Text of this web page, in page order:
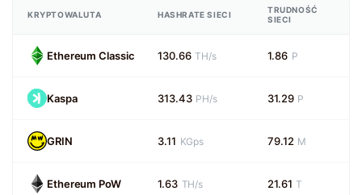
KRYPTOWALUTA HASHRATE SIECI
TRUDNOŚĆ
SIECI
Ethereum Classic 130.66 TH/s 1.86 P
Kaspa 313.43 PH/s 31.29 P
GRIN 3.11 KGps 79.12 M
Ethereum PoW 1.63 TH/s 21.61 T